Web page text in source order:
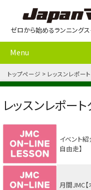
ゼロから始めるランニング
Menu
トップページ レッスンレポート
レッスンレポー
イベント紹
自由走】
月間JMC【